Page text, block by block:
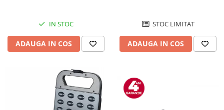
IN STOC
ADAUGA IN COS
STOC LIMITAT
ADAUGA IN COS